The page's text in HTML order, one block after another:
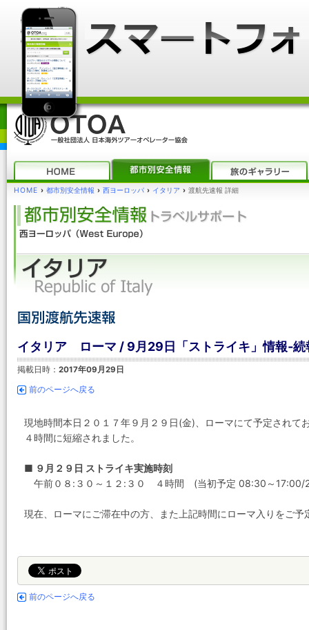
HOME › 都市別安全情報 › 西ヨーロッパ › イタリア › 渡航先速報 詳細
イタリア ローマ / 9月29日「ストライキ」情報‐続
掲載日時： 2017年09月29日
前のページへ戻る
現地時間本日２０１７年９月２９日(金)、ローマにて予定されて
４時間に短縮されました。
■ ９月２９日 ストライキ実施時刻
午前０８:３０～１２:３０ ４時間 (当初予定 08:30～17:00/
現在、ローマにご滞在中の方、また上記時間にローマ入りをご予
前のページへ戻る